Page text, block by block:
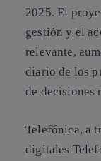
2025. El
gestión y el
relevante,
diario de los
de decisiones
Telefónica, a
digitales